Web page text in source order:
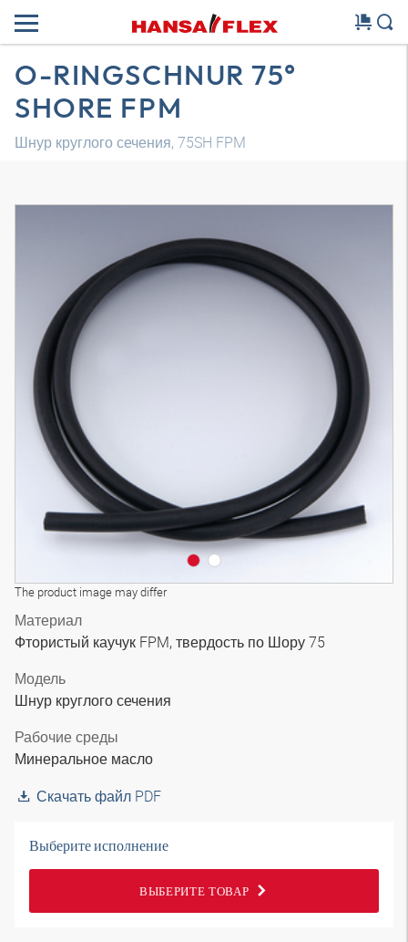
O-RINGSCHNUR 75°
SHORE FPM
Шнур круглого сечения, 75SH FPM
The product image may differ
Материал
Фтористый каучук FPM, твердость по Шору 75
Модель
Шнур круглого сечения
Рабочие среды
Минеральное масло
Скачать файл PDF
Выберите исполнение
ВЫБЕРИТЕ ТОВАР